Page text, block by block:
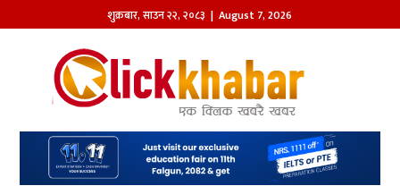
शुक्रबार,साउन२२,२०८३ | August 7, 2026
होमपेज
समाज